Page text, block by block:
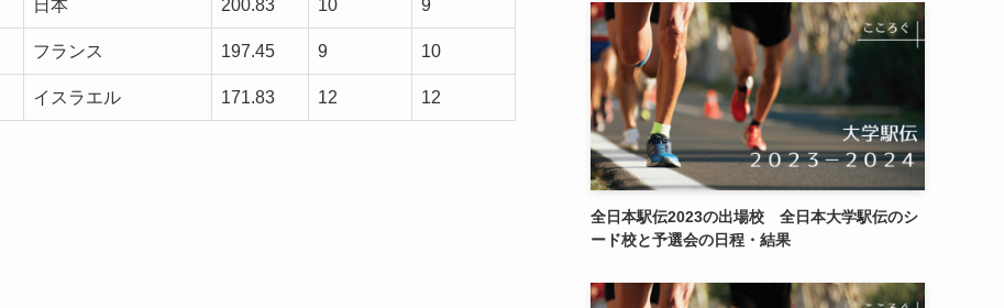
日本 200.83 10 9
フランス 197.45 9 10
イスラエル 171.83 12 12
全日本駅伝2023の出場校 全日本大学駅伝のシ
ード校と予選会の日程・結果